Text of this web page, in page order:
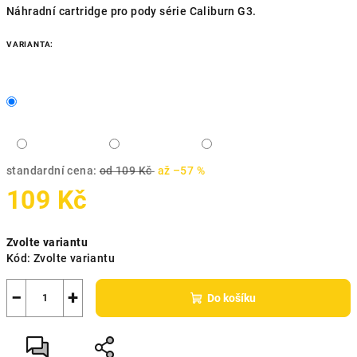
Náhradní cartridge pro pody série Caliburn G3.
VARIANTA:
standardní cena: od 109 Kč až –57 %
109 Kč
cena:
Zvolte variantu
Kód: Zvolte variantu
+
− Do košíku